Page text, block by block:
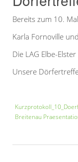
Bereits zum 10.
Karla Fornoville
Die LAG Elbe-
Unsere
Breitenau